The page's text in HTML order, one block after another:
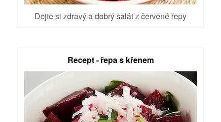
Dejte si zdravý a dobrý salát z červené řepy
Recept - řepa s křenem